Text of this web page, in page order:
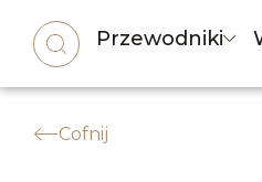
Przewodniki
Cofnij